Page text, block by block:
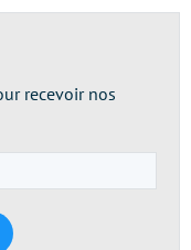
recevoir nos